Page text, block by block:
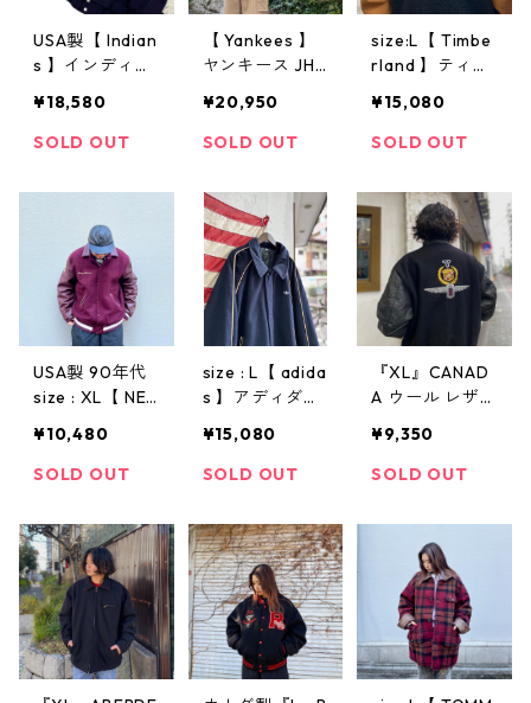
USA製【 Indian
s 】インディア
ャケット スタ
ジアムジャンパ
ウール レザー
着 古着屋 高円
寺 ビンテージ
¥18,580
SOLD OUT
【 Yankees 】
ヤンキース JH
ルジャケット
スタジアムジャ
ャン リバーシ
ブル ベースボ
ール ウール レ
ザー 古着 古着
屋 高円寺 ビン
テージ
¥20,950
SOLD OUT
size:L【 Timbe
rland 】ティン
タジアムジャケ
ット スタジャ
ケット 袖レザ
ー 古着 古着屋
高円寺 ビンテ
ージ
¥15,080
SOLD OUT
USA製 90年代
size : XL【 NEF
ジャン ウール×
レザー 襟付き
ップボタン バ
ックプリント
古着 古着屋 高
円寺 ビンテー
ジ
¥10,480
SOLD OUT
size : L【 adida
s 】アディダス
ト ウールスタ
ジャン 裏地キ
ベージュ 古着
古着屋 高円寺
ビンテージ
¥15,080
SOLD OUT
『XL』CANAD
A ウール レザー
ザー切り替え
刺繍 黒 古着 古
ンテージ
¥9,350
SOLD OUT